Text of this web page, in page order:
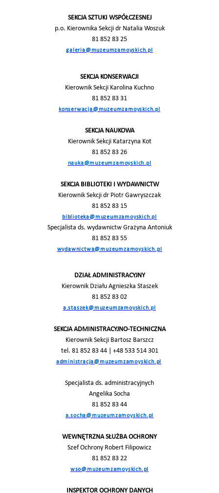
SEKCJA SZTUKI WSPÓŁCZESNEJ
p.o. Kierownika Sekcji dr Natalia Woszuk
81 852 83 25
galeria@muzeumzamoyskich.pl
SEKCJA KONSERWACJI
Kierownik Sekcji Karolina Kuchno
81 852 83 31
konserwacja@muzeumzamoyskich.pl
SEKCJA NAUKOWA
Kierownik Sekcji Katarzyna Kot
81 852 83 26
nauka@muzeumzamoyskich.pl
SEKCJA BIBLIOTEKI I WYDAWNICTW
Kierownik Sekcji dr Piotr Gawryszczak
81 852 83 15
biblioteka@muzeumzamoyskich.pl
Specjalista ds. wydawnictw Grażyna Antoniuk
81 852 83 55
wydawnictwa@muzeumzamoyskich.pl
DZIAŁ ADMINISTRACYJNY
Kierownik Działu Agnieszka Staszek
81 852 83 02
a.staszek@muzeumzamoyskich.pl
SEKCJA ADMINISTRACYJNO-TECHNICZNA
Kierownik Sekcji Bartosz Barszcz
tel. 81 852 83 44 | +48 533 514 301
administracja@muzeumzamoyskich.pl
Specjalista ds. administracyjnych
Angelika Socha
81 852 83 44
a.socha@muzeumzamoyskich.pl
WEWNĘTRZNA SŁUŻBA OCHRONY
Szef Ochrony Robert Filipowicz
81 852 83 22
wso@muzeumzamoyskich.pl
INSPEKTOR OCHRONY DANYCH